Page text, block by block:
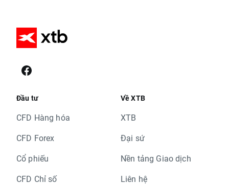
Đầu tư
CFD Hàng hóa
CFD Forex
Cổ phiếu
CFD Chỉ số
Về XTB
XTB
Đại sứ
Nền tảng Giao dịch
Liên hệ